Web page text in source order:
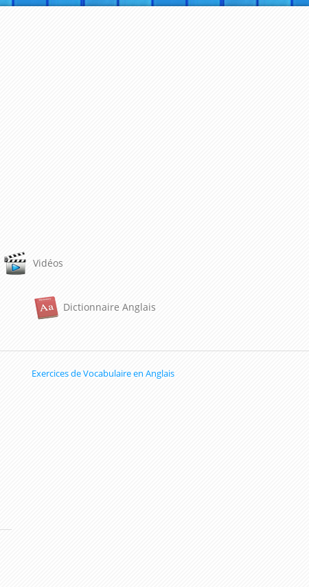
Vidéos
Dictionnaire Anglais
Exercices de Vocabulaire en Anglais